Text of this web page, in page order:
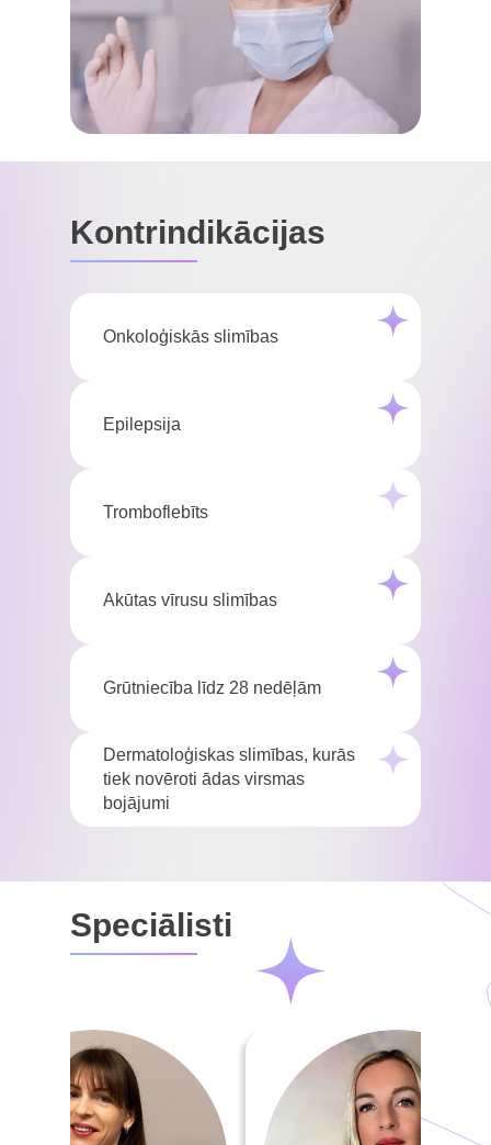
Kontrindikācijas
Onkoloģiskās slimības
Epilepsija
Tromboflebīts
Akūtas vīrusu slimības
Grūtniecība līdz 28 nedēļām
Dermatoloģiskas slimības, kurās
tiek novēroti ādas virsmas
bojājumi
Speciālisti